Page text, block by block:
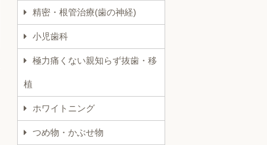
精密・根管治療(歯の神経)
小児歯科
極力痛くない親知らず抜歯・移
植
ホワイトニング
つめ物・かぶせ物